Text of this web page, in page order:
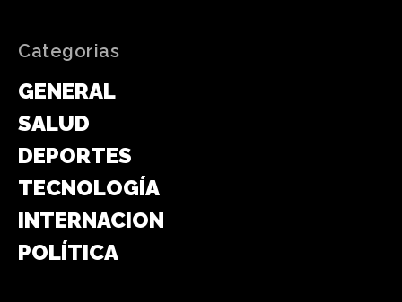
Categorias
GENERAL
SALUD
DEPORTES
TECNOLOGÍA
INTERNACIONAL
POLÍTICA